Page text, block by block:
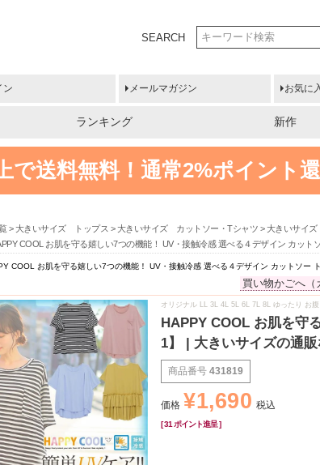
SEARCH
ン メールマガジン お気に
ランキング 新作
で送料無料！ 通常2%ポイント
大きいサイズ トップス 大きいサイズ カットソー・Tシャツ
大きいサイ
COOL お肌を守る嬉しい7つの機能！ UV・接触冷感 選べる４デザイン カッ
COOL お肌を守る嬉しい7つの機能！ UV・接触冷感 選べる４デザイン カットソー
買い物かごへ（
オリジナル LL 3L 4L 5L 6L 7L 8L ゆったり お
HAPPY COOL お肌を守
1】 | 大きいサイズの通
商品番号 431819
価格 ¥1,690 税込
[31 ポイント進呈 ]